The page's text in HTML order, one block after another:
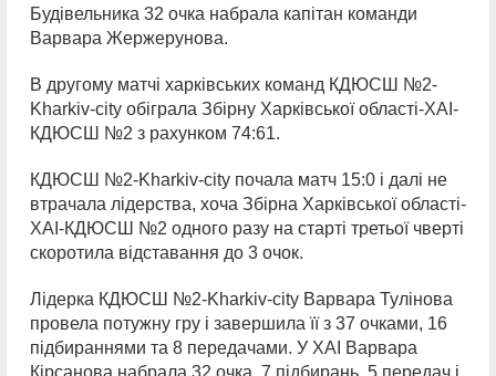
Будівельника 32 очка набрала капітан команди
Варвара Жержерунова.
В другому матчі харківських команд КДЮСШ №2-
Kharkiv-city обіграла Збірну Харківської області-ХАІ-
КДЮСШ №2 з рахунком 74:61.
КДЮСШ №2-Kharkiv-city почала матч 15:0 і далі не
втрачала лідерства, хоча Збірна Харківської області-
ХАІ-КДЮСШ №2 одного разу на старті третьої чверті
скоротила відставання до 3 очок.
Лідерка КДЮСШ №2-Kharkiv-city Варвара Тулінова
провела потужну гру і завершила її з 37 очками, 16
підбираннями та 8 передачами. У ХАІ Варвара
Кірсанова набрала 32 очка, 7 підбирань, 5 передач і